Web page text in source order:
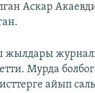
Аскар
Мурда
айып